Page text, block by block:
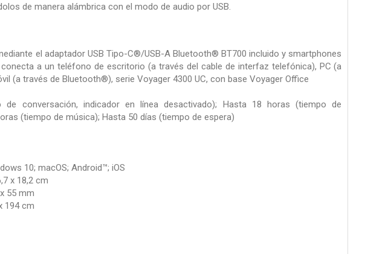
de manera alámbrica con el modo de audio por USB.
el adaptador USB Tipo-C®/USB-A Bluetooth® BT700 incluido y smartphones
a un teléfono de escritorio (a través del cable de interfaz telefónica), PC (a
(a través de Bluetooth®), serie Voyager 4300 UC, con base Voyager Office
conversación, indicador en línea desactivado); Hasta 18 horas (tiempo de
(tiempo de música); Hasta 50 días (tiempo de espera)
10; macOS; Android™; iOS
x 18,2 cm
55 mm
194 cm